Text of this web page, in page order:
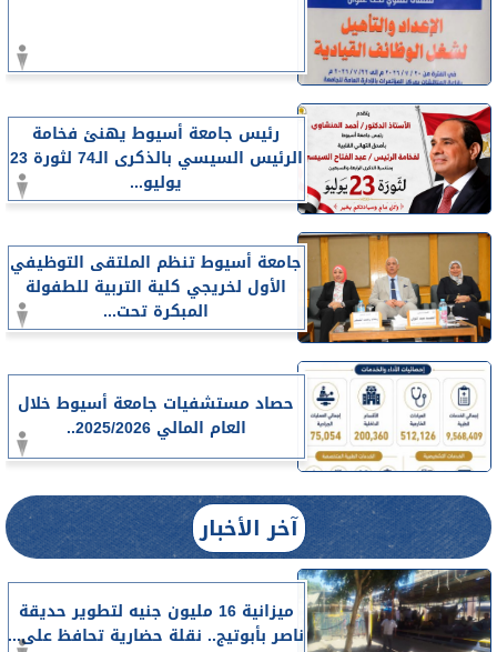
رئيس جامعة أسيوط يهنئ فخامة
الرئيس السيسي بالذكرى الـ74 لثورة 23
يوليو...
جامعة أسيوط تنظم الملتقى التوظيفي
الأول لخريجي كلية التربية للطفولة
المبكرة تحت...
حصاد مستشفيات جامعة أسيوط خلال
العام المالي 2025/2026..
آخر الأخبار
ميزانية 16 مليون جنيه لتطوير حديقة
ناصر بأبوتيج.. نقلة حضارية تحافظ على...